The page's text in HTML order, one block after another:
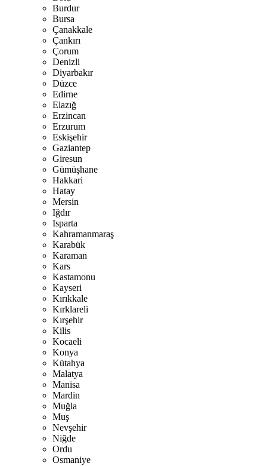
Burdur
Bursa
Çanakkale
Çankırı
Çorum
Denizli
Diyarbakır
Düzce
Edirne
Elazığ
Erzincan
Erzurum
Eskişehir
Gaziantep
Giresun
Gümüşhane
Hakkari
Hatay
Mersin
Iğdır
Isparta
Kahramanmaraş
Karabük
Karaman
Kars
Kastamonu
Kayseri
Kırıkkale
Kırklareli
Kırşehir
Kilis
Kocaeli
Konya
Kütahya
Malatya
Manisa
Mardin
Muğla
Muş
Nevşehir
Niğde
Ordu
Osmaniye